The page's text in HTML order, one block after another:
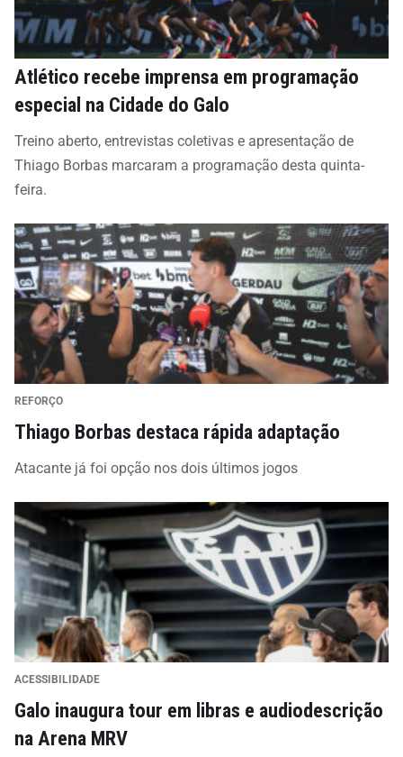
Atlético recebe imprensa em programação
especial na Cidade do Galo
Treino aberto, entrevistas coletivas e apresentação de
Thiago Borbas marcaram a programação desta quinta-
feira.
REFORÇO
Thiago Borbas destaca rápida adaptação
Atacante já foi opção nos dois últimos jogos
ACESSIBILIDADE
Galo inaugura tour em libras e audiodescrição
na Arena MRV